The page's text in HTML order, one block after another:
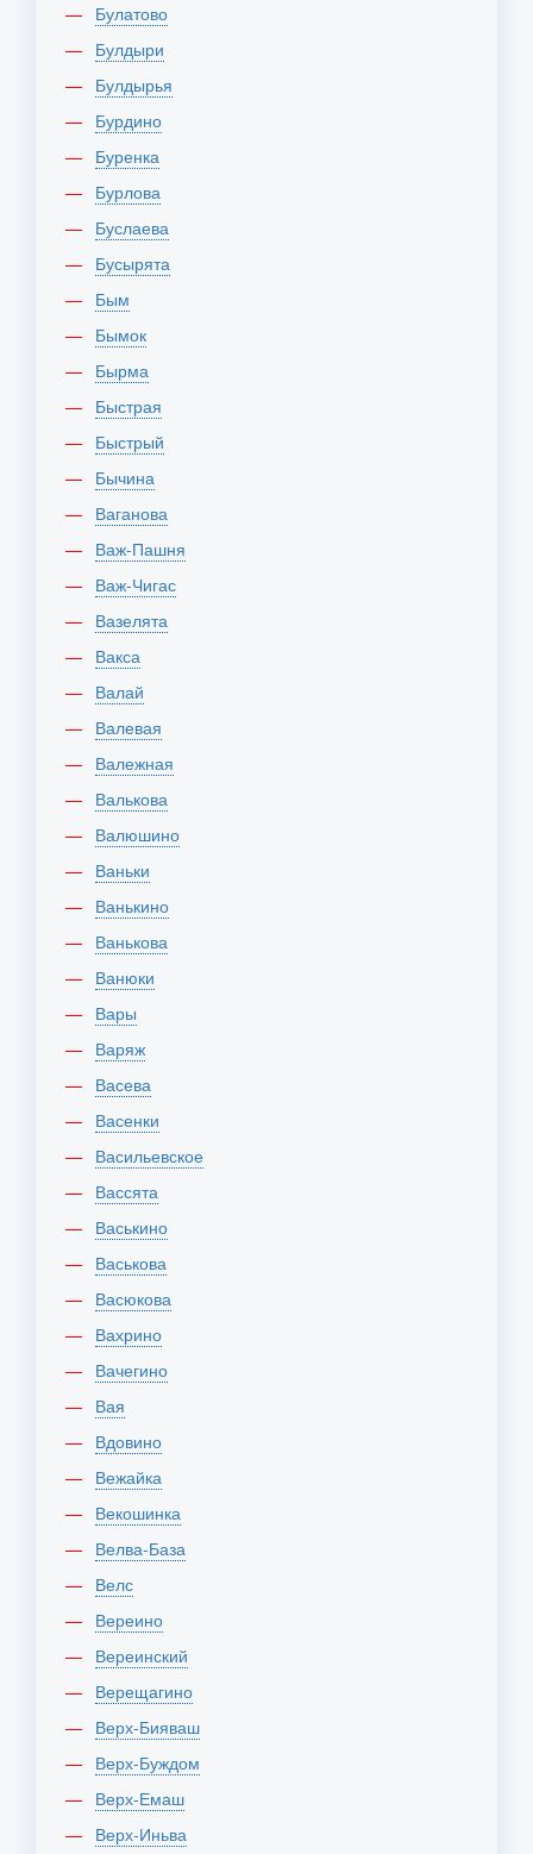
Булатово
Булдыри
Булдырья
Бурдино
Буренка
Бурлова
Буслаева
Бусырята
Бым
Бымок
Бырма
Быстрая
Быстрый
Бычина
Ваганова
Важ-Пашня
Важ-Чигас
Вазелята
Вакса
Валай
Валевая
Валежная
Валькова
Валюшино
Ваньки
Ванькино
Ванькова
Ванюки
Вары
Варяж
Васева
Васенки
Васильевское
Вассята
Васькино
Васькова
Васюкова
Вахрино
Вачегино
Вая
Вдовино
Вежайка
Векошинка
Велва-База
Велс
Вереино
Вереинский
Верещагино
Верх-Бияваш
Верх-Буждом
Верх-Емаш
Верх-Иньва